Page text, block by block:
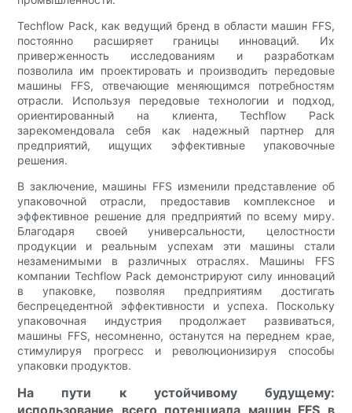
Techflow Pack, как ведущий бренд в области машин FFS,
постоянно расширяет границы инноваций. Их
приверженность исследованиям и разработкам
позволила им проектировать и производить передовые
машины FFS, отвечающие меняющимся потребностям
отрасли. Используя передовые технологии и подход,
ориентированный на клиента, Techflow Pack
зарекомендовала себя как надежный партнер для
предприятий, ищущих эффективные упаковочные
решения.
В заключение, машины FFS изменили представление об
упаковочной отрасли, предоставив комплексное и
эффективное решение для предприятий по всему миру.
Благодаря своей универсальности, целостности
продукции и реальным успехам эти машины стали
незаменимыми в различных отраслях. Машины FFS
компании Techflow Pack демонстрируют силу инноваций
в упаковке, позволяя предприятиям достигать
беспрецедентной эффективности и успеха. Поскольку
упаковочная индустрия продолжает развиваться,
машины FFS, несомненно, останутся на переднем крае,
стимулируя прогресс и революционизируя способы
упаковки продуктов.
На пути к устойчивому будущему: